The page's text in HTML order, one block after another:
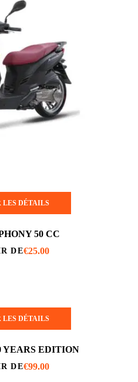
LES DÉTAILS
50 CC
DE€25.00
LES DÉTAILS
YEARS EDITION
DE€99.00